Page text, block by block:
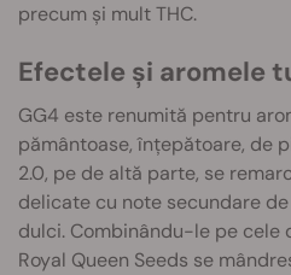
precum și mult THC.
Efectele și aromele
GG4 este renumită pentru
pământoase, înțepătoare, de
2.0, pe de altă parte, se
delicate cu note secundare
dulci. Combinându-le pe cele
Royal Queen Seeds se